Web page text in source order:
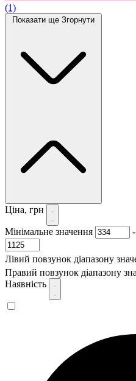
(1)
Показати ще Згорнути
Ціна, грн
Мінімальне значення -
Лівий повзунок діапазону
Правий повзунок діапазону
Наявність